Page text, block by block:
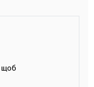
щоб